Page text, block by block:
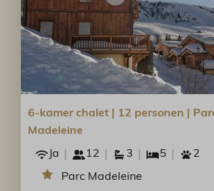
6-kamer chalet | 12 personen |
Madeleine
Ja 12 3 5 2
Parc Madeleine